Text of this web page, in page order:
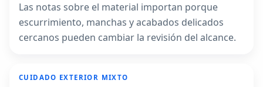
Las notas sobre el material importan porque
escurrimiento, manchas y acabados delicados
cercanos pueden cambiar la revisión del alcance.
CUIDADO EXTERIOR MIXTO